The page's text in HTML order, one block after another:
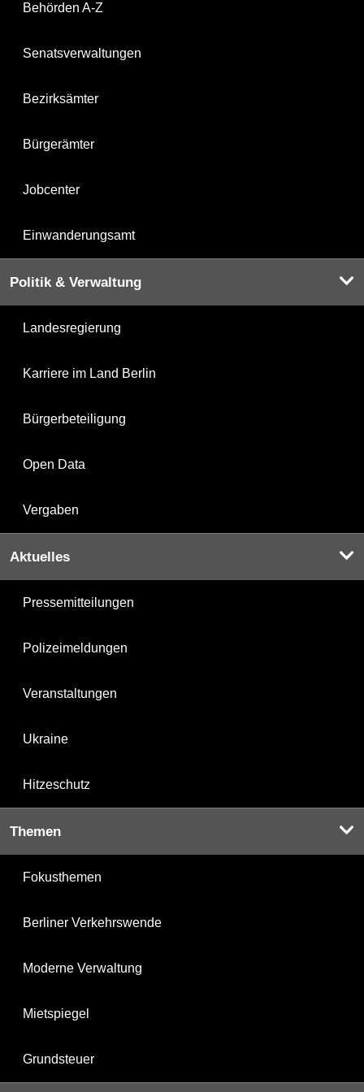
Behörden A-Z
Senatsverwaltungen
Bezirksämter
Bürgerämter
Jobcenter
Einwanderungsamt
Politik & Verwaltung
Landesregierung
Karriere im Land Berlin
Bürgerbeteiligung
Open Data
Vergaben
Aktuelles
Pressemitteilungen
Polizeimeldungen
Veranstaltungen
Ukraine
Hitzeschutz
Themen
Fokusthemen
Berliner Verkehrswende
Moderne Verwaltung
Mietspiegel
Grundsteuer